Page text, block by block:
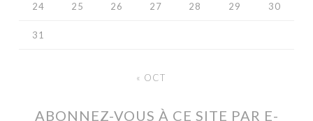
24 25 26 27 28 29 30
31
« OCT
ABONNEZ-VOUS À CE SITE PAR E-